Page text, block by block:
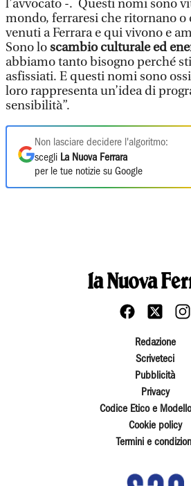
l’avvocato -. Questi nomi sono
mondo, ferraresi che ritornano o
venuti a Ferrara e qui vivono e
Sono loscambio culturale ed
abbiamo tanto bisogno perché
asfissiati. E questi nomi sono
loro rappresenta un’idea di
sensibilità”.
Non lasciare decidere l'algoritmo:
scegli La Nuova Ferrara
per le tue notizie su Google
Redazione
Scriveteci
Pubblicità
Privacy
Codice Etico e
Cookie policy
Termini e